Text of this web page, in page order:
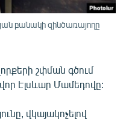
բանակի զինծառայողը
շփման գծում
Էլսևար Մամեդովը:
վկայակոչելով